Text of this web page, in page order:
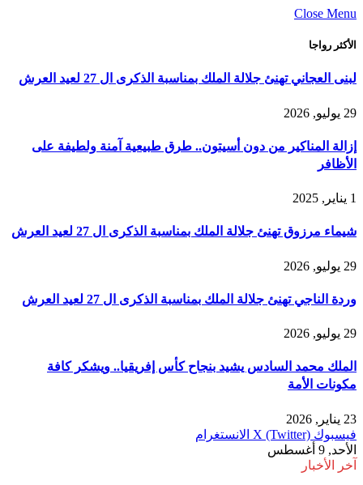
Close Menu
الأكثر رواجا
لبنى العجاني تهنئ جلالة الملك بمناسبة الذكرى ال 27 لعيد العرش
29 يوليو, 2026
إزالة المناكير من دون أسيتون.. طرق طبيعية آمنة ولطيفة على
الأظافر
1 يناير, 2025
شيماء مرزوق تهنئ جلالة الملك بمناسبة الذكرى ال 27 لعيد العرش
29 يوليو, 2026
وردة الناجي تهنئ جلالة الملك بمناسبة الذكرى ال 27 لعيد العرش
29 يوليو, 2026
الملك محمد السادس يشيد بنجاح كأس إفريقيا.. ويشكر كافة
مكونات الأمة
23 يناير, 2026
فيسبوك X (Twitter) الانستغرام
الأحد, 9 أغسطس
آخر الأخبار